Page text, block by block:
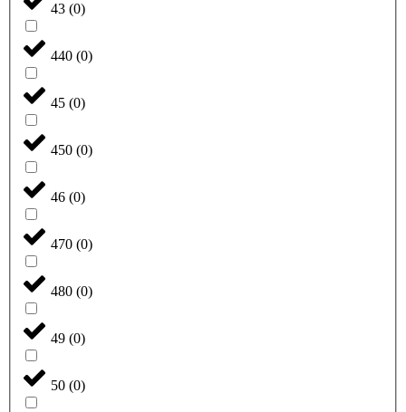
43 (0)
440 (0)
45 (0)
450 (0)
46 (0)
470 (0)
480 (0)
49 (0)
50 (0)